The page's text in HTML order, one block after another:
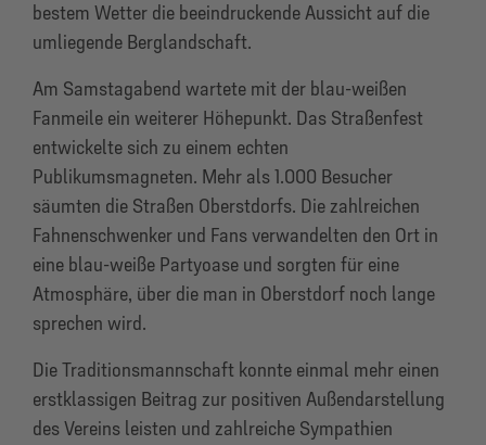
bestem Wetter die beeindruckende Aussicht auf die
umliegende Berglandschaft.
Am Samstagabend wartete mit der blau-weißen
Fanmeile ein weiterer Höhepunkt. Das Straßenfest
entwickelte sich zu einem echten
Publikumsmagneten. Mehr als 1.000 Besucher
säumten die Straßen Oberstdorfs. Die zahlreichen
Fahnenschwenker und Fans verwandelten den Ort in
eine blau-weiße Partyoase und sorgten für eine
Atmosphäre, über die man in Oberstdorf noch lange
sprechen wird.
Die Traditionsmannschaft konnte einmal mehr einen
erstklassigen Beitrag zur positiven Außendarstellung
des Vereins leisten und zahlreiche Sympathien